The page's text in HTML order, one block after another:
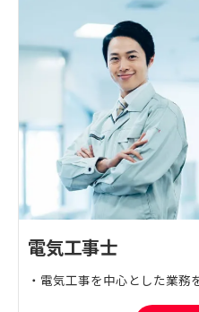
電気工事士